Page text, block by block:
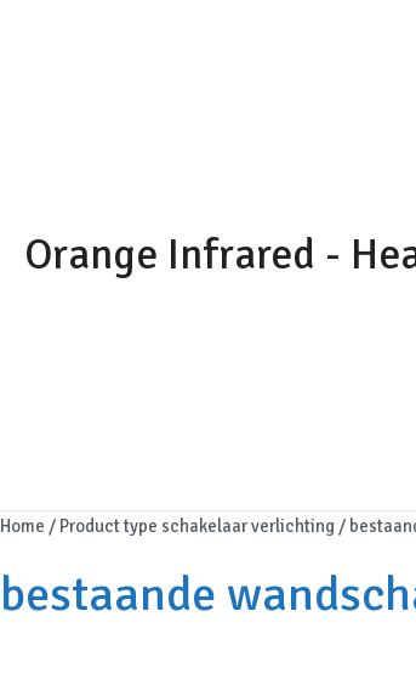
Orange Infrared -
Home / Product type schakelaar verlichting /
bestaande